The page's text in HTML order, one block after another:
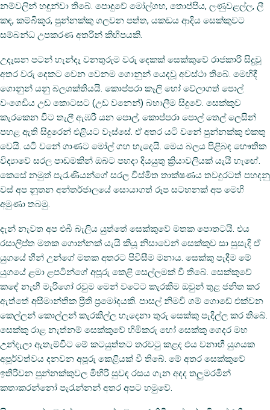
නම්වලින් හඳුන්වා තිබේ. පොදුවේ මෝල්ගහ, තොප්පිය, ලණුවළල්ල, ලී
කඳ, කම්බිකූර, පුන්නක්කු ගලවන පත්ත, යකඩය ආදිය සෙක්කුවට
සම්බන්ධ උපකරණ අතරින් කිහිපයකි.
උදෑසන පටන් හැන්දෑ වනතුරුම වරු දෙකක් සෙක්කුවේ රාජකාරි සිදුවූ
අතර වරු දෙකට වෙන වෙනම ගොනුන් යෙදවූ අවස්ථා තිබේ. මෙහිදී
ගොනුන් යනු බලශක්තියයි. කොප්පරා කෑලි හෝ වේලාගත් පොල්
වංගෙඩිය උඩ කොටසට (උඩ වනෙන්) බහාලීම සිදුවේ. සෙක්කුව
කැරකෙන විට තැලී ඇඹරී යන පොල්, කොප්පරා පොල් තෙල් ලෙසින්
පහළ ඇති සිදුරෙන් එළියට වෑස්සේ. ඒ අතර යටි වනේ පුන්නක්කු එකතු
වෙයි. යටි වනේ ගාණට මෝල් ගහ හැදෙයි. මෙය බලය පිළිබඳ භෞතික
විද්‍යාවේ සරල පාඩමකින් ඔබට පහදා දියයුතු ක්‍රියාවලියක් යැයි හැඟේ.
කෙසේ නමුත් පැරැණියන්ගේ සරල විස්මිත තාක්ෂණය තවදුරටත් පහදනු
වස් අප නූතන අන්තර්ජාලයේ සොයාගත් රූප සටහනක් අප මෙහි
අමුණා තබමු.
දැන් නැවත අප එබී බැලිය යුත්තේ සෙක්කුවේ මතක පොතටයි. එය
රසාලිප්ත මතක ගොන්නක් යැයි කියූ නිසාවෙන් සෙක්කුව සා සුසැදි ඒ
යුගයේ හීන් උන්ගේ මතක අතරට පිවිසීම මනාය. සෙක්කු පැදීම මේ
යුගයේ ළමා ළපටින්ගේ අපූරු කෙළි සෙල්ලමක් වී තිබේ. සෙක්කුවේ
කඳේ නැඟී මැරිගෝ රවුම මෙන් වටේට කැරකීම ඔවුන් තුළ ජනිත කර
ඇත්තේ අසීමාන්තික ප්‍රීති ප්‍රමෝදයකි. පාසල් නිමවී ගම් ගොඩේ එක්වන
කෙල්ලන් කොල්ලන් කැරකිල්ල හැදෙනා තුරු සෙක්කු පැදිල්ල කර තිබේ.
සෙක්කු රාළ නැත්නම් සෙක්කුවේ හිමිකරු හෝ සෙක්කු ගෙදර මහ
උන්දැලා ඇතැම්විට මේ කටයුත්තට තරවටු කළද එය වනාහී යුගයක
අපූර්වත්වය දනවන අපූරු කෙළියක් වී තිබේ. මේ අතර සෙක්කුවේ
ඉතිරිවන පුන්නක්කුවල මිහිරි සුවඳ රසය ගැන අදද තලුමරමින්
කතාකරන්නෝ පැරැන්නන් අතර අපට හමුවේ.